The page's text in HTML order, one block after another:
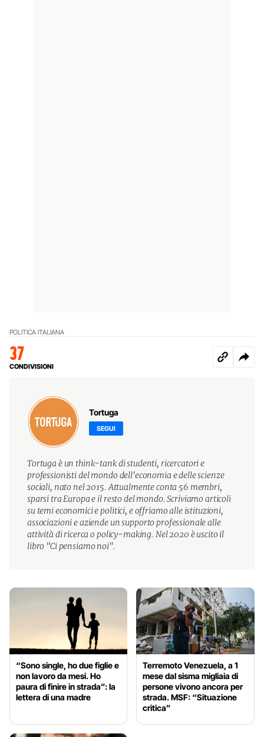
POLITICA ITALIANA
37
CONDIVISIONI
Tortuga
SEGUI
Tortuga è un think-tank di studenti, ricercatori e
professionisti del mondo dell'economia e delle scienze
sociali, nato nel 2015. Attualmente conta 56 membri,
sparsi tra Europa e il resto del mondo. Scriviamo articoli
su temi economici e politici, e offriamo alle istituzioni,
associazioni e aziende un supporto professionale alle
attività di ricerca o policy-making. Nel 2020 è uscito il
libro "Ci pensiamo noi".
“Sono single, ho due figlie e
non lavoro da mesi. Ho
paura di finire in strada”: la
lettera di una madre
Terremoto Venezuela, a 1
mese dal sisma migliaia di
persone vivono ancora per
strada. MSF: “Situazione
critica”